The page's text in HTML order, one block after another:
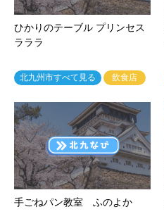
ひかりのテーブル プリンセス
ラララ
北九州市すべて見る 飲食店
手ごねパン教室 ふのよか